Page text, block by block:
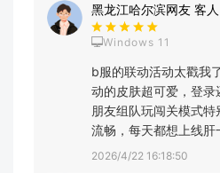
黑龙江哈尔滨网友 客人
Windows 11
b服的联动活动太戳我
动的皮肤超可爱，登
朋友组队玩闯关模式
流畅，每天都想上线肝
2026/4/22 16:18:50